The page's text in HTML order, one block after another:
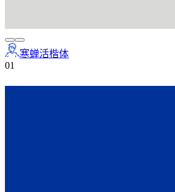
寒蝉活楷体
01